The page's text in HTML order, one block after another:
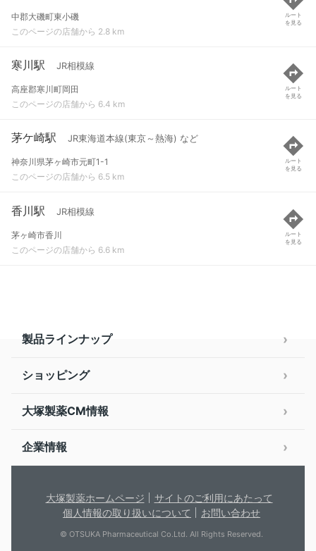
中郡大磯町東小磯
このページの店舗から 2.8 km
ルート
を見る
寒川駅 JR相模線
高座郡寒川町岡田
このページの店舗から 6.4 km
ルート
を見る
茅ケ崎駅 JR東海道本線(東京～熱海) など
神奈川県茅ヶ崎市元町1-1
このページの店舗から 6.5 km
ルート
を見る
香川駅 JR相模線
茅ヶ崎市香川
このページの店舗から 6.6 km
ルート
を見る
製品ラインナップ
ショッピング
大塚製薬CM情報
企業情報
大塚製薬ホームページ
サイトのご利用にあたって
個人情報の取り扱いについて
お問い合わせ
© OTSUKA Pharmaceutical Co.Ltd. All Rights Reserved.